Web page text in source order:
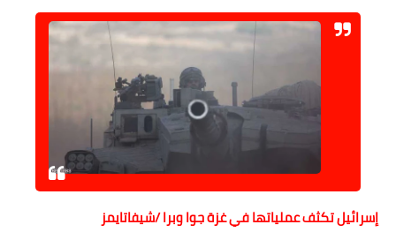
إسرائيل تكثف عملياتها في غزة جوا وبرا /شيفاتايمز